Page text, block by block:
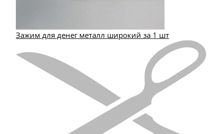
Зажим для денег металл широкий за 1 шт